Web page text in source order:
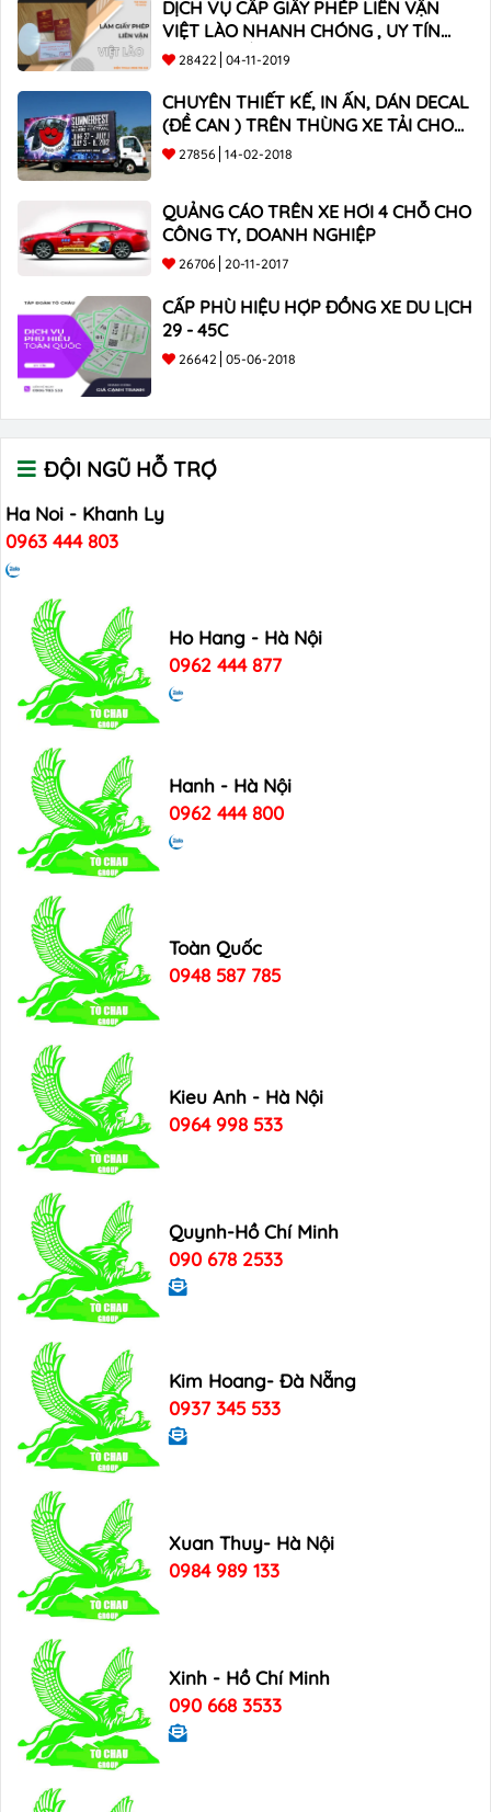
DỊCH VỤ CẤP GIẤY PHÉP LIÊN VẬN
VIỆT LÀO NHANH CHÓNG , UY TÍN
TOÀN QUỐC
28422 04-11-2019
CHUYÊN THIẾT KẾ, IN ẤN, DÁN DECAL
(ĐỀ CAN ) TRÊN THÙNG XE TẢI CHO
CÔNG TY
27856 14-02-2018
QUẢNG CÁO TRÊN XE HƠI 4 CHỖ CHO
CÔNG TY, DOANH NGHIỆP
26706 20-11-2017
CẤP PHÙ HIỆU HỢP ĐỒNG XE DU LỊCH
29 - 45C
26642 05-06-2018
ĐỘI NGŨ HỖ TRỢ
Ha Noi - Khanh Ly
0963 444 803
Ho Hang - Hà Nội
0962 444 877
Hanh - Hà Nội
0962 444 800
Toàn Quốc
0948 587 785
Kieu Anh - Hà Nội
0964 998 533
Quynh-Hồ Chí Minh
090 678 2533
Kim Hoang- Đà Nẵng
0937 345 533
Xuan Thuy- Hà Nội
0984 989 133
Xinh - Hồ Chí Minh
090 668 3533